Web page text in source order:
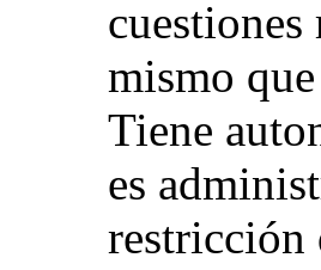
mismo
Tiene
es
restricción